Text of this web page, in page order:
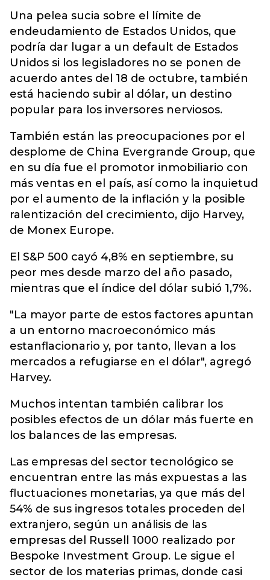
Una pelea sucia sobre el límite de
endeudamiento de Estados Unidos, que
podría dar lugar a un default de Estados
Unidos si los legisladores no se ponen de
acuerdo antes del 18 de octubre, también
está haciendo subir al dólar, un destino
popular para los inversores nerviosos.
También están las preocupaciones por el
desplome de China Evergrande Group, que
en su día fue el promotor inmobiliario con
más ventas en el país, así como la inquietud
por el aumento de la inflación y la posible
ralentización del crecimiento, dijo Harvey,
de Monex Europe.
El S&P 500 cayó 4,8% en septiembre, su
peor mes desde marzo del año pasado,
mientras que el índice del dólar subió 1,7%.
"La mayor parte de estos factores apuntan
a un entorno macroeconómico más
estanflacionario y, por tanto, llevan a los
mercados a refugiarse en el dólar", agregó
Harvey.
Muchos intentan también calibrar los
posibles efectos de un dólar más fuerte en
los balances de las empresas.
Las empresas del sector tecnológico se
encuentran entre las más expuestas a las
fluctuaciones monetarias, ya que más del
54% de sus ingresos totales proceden del
extranjero, según un análisis de las
empresas del Russell 1000 realizado por
Bespoke Investment Group. Le sigue el
sector de los materias primas, donde casi